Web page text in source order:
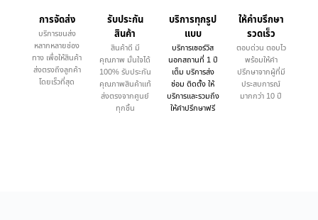
การจัดส่ง
บริการขนส่ง
หลากหลายช่อง
ทาง เพื่อให้สินค้า
ส่งตรงถึงลูกค้า
โดยเร็วที่สุด
รับประกัน
สินค้า
สินค้าดี มี
คุณภาพ มั่นใจได้
100% รับประกัน
คุณภาพสินค้าแท้
ส่งตรงจากศูนย์
ทุกชิ้น
บริการทุกรูป
แบบ
บริการเซอร์วิส
นอกสถานที่ 1 ปี
เต็ม บริการส่ง
ซ่อม ติดตั้ง ให้
บริการและรวมถึง
ให้คำปรึกษาฟรี
ให้คำบรึกษา
รวดเร็ว
ตอบด่วน ตอบไว
พร้อมให้คำ
ปรึกษาจากผู้ที่มี
ประสบการณ์
มากกว่า 10 ปี